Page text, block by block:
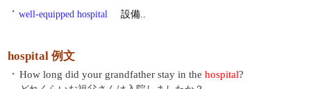
・ well-equipped hospital 設備..
hospital 例文
・ How long did your grandfather stay in the hospital?